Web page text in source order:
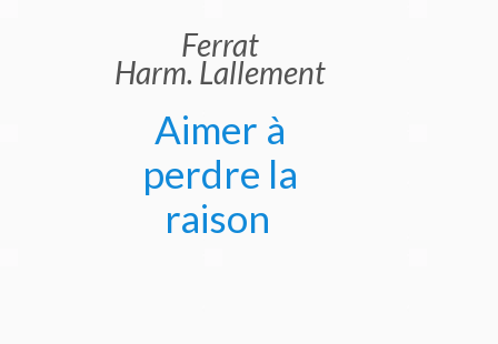
Ferrat
Harm. Lallement
Aimer à
perdre la
raison